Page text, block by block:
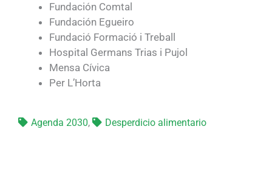
Fundación Comtal
Fundación Egueiro
Fundació Formació i Treball
Hospital Germans Trias i Pujol
Mensa Cívica
Per L’Horta
Agenda 2030, Desperdicio alimentario